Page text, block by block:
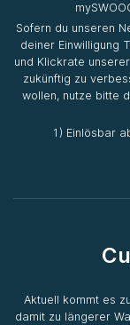
Sofern du unseren
deiner Einwilligung
und Klickrate
zukünftig zu
wollen, nutze bitte
1) Einlösbar
Aktuell kommt es
damit zu längerer